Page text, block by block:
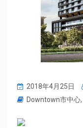
2018年4月25日
Downtown市中心,